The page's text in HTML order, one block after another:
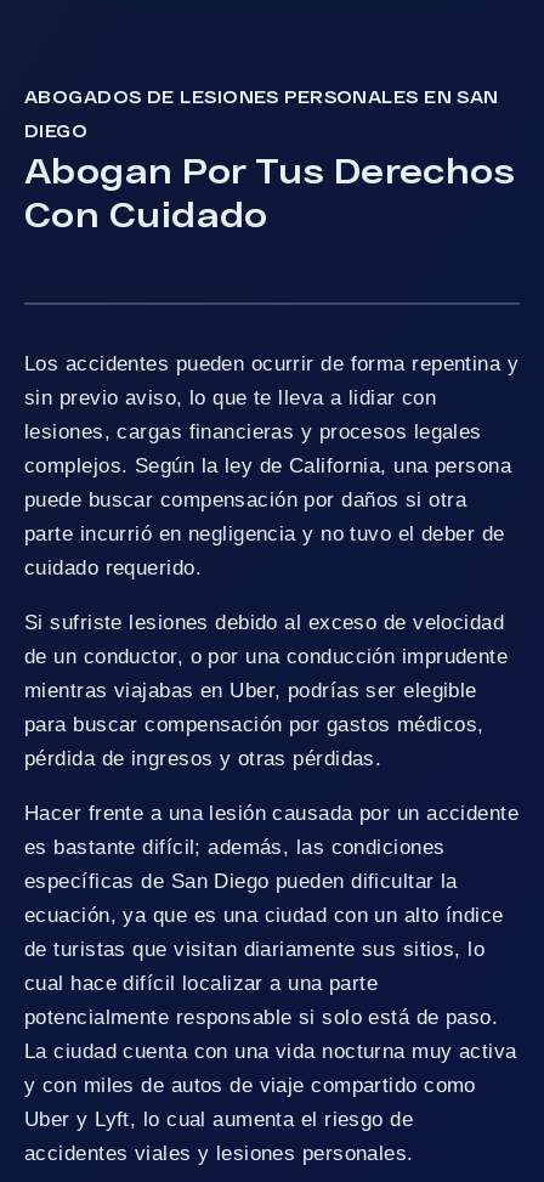
ABOGADOS DE LESIONES PERSONALES EN SAN
DIEGO
Abogan Por Tus Derechos
Con Cuidado
Los accidentes pueden ocurrir de forma repentina y
sin previo aviso, lo que te lleva a lidiar con
lesiones, cargas financieras y procesos legales
complejos. Según la ley de California, una persona
puede buscar compensación por daños si otra
parte incurrió en negligencia y no tuvo el deber de
cuidado requerido.
Si sufriste lesiones debido al exceso de velocidad
de un conductor, o por una conducción imprudente
mientras viajabas en Uber, podrías ser elegible
para buscar compensación por gastos médicos,
pérdida de ingresos y otras pérdidas.
Hacer frente a una lesión causada por un accidente
es bastante difícil; además, las condiciones
específicas de San Diego pueden dificultar la
ecuación, ya que es una ciudad con un alto índice
de turistas que visitan diariamente sus sitios, lo
cual hace difícil localizar a una parte
potencialmente responsable si solo está de paso.
La ciudad cuenta con una vida nocturna muy activa
y con miles de autos de viaje compartido como
Uber y Lyft, lo cual aumenta el riesgo de
accidentes viales y lesiones personales.